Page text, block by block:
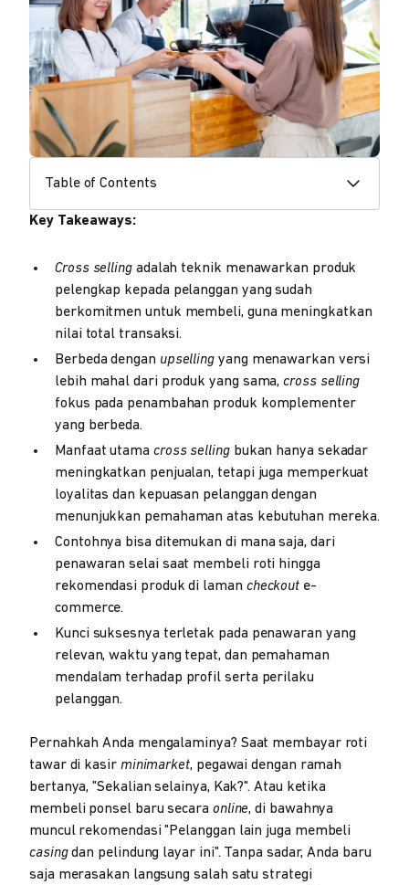
Table of Contents
Key Takeaways:
Cross sellingadalah teknik menawarkan produk
pelengkap kepada pelanggan yang sudah
berkomitmen untuk membeli, guna meningkatkan
nilai total transaksi.
Berbeda dengan upselling yang menawarkan versi
lebih mahal dari produk yang sama,cross selling
fokus pada penambahan produk komplementer
yang berbeda.
Manfaat utama cross sellingbukan hanya sekadar
meningkatkan penjualan, tetapi juga memperkuat
loyalitas dan kepuasan pelanggan dengan
menunjukkan pemahaman atas kebutuhan mereka.
Contohnya bisa ditemukan di mana saja, dari
penawaran selai saat membeli roti hingga
rekomendasi produk di laman checkout e-
commerce.
Kunci suksesnya terletak pada penawaran yang
relevan, waktu yang tepat, dan pemahaman
mendalam terhadap profil serta perilaku
pelanggan.
Pernahkah Anda mengalaminya? Saat membayar roti
tawar di kasir minimarket, pegawai dengan ramah
bertanya, "Sekalian selainya, Kak?". Atau ketika
membeli ponsel baru secara online, di bawahnya
muncul rekomendasi "Pelanggan lain juga membeli
casingdan pelindung layar ini". Tanpa sadar, Anda baru
saja merasakan langsung salah satu strategi